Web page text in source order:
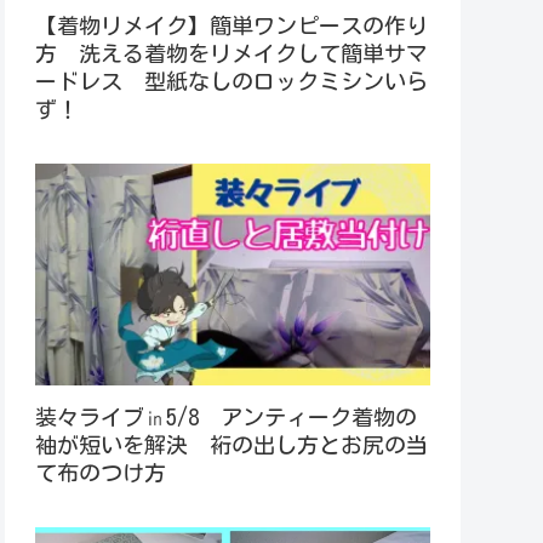
【着物リメイク】簡単ワンピースの作り
方 洗える着物をリメイクして簡単サマ
ードレス 型紙なしのロックミシンいら
ず！
装々ライブ㏌5/8 アンティーク着物の
袖が短いを解決 裄の出し方とお尻の当
て布のつけ方